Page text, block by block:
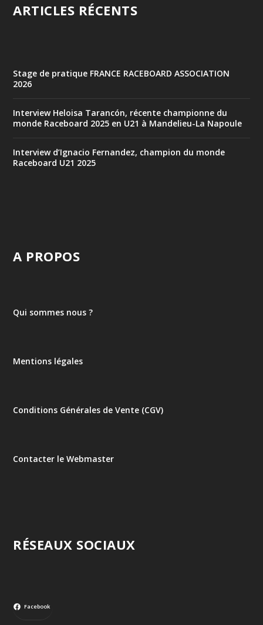
ARTICLES RÉCENTS
Stage de pratique FRANCE RACEBOARD ASSOCIATION
2026
Interview Heloisa Tarancón, récente championne du
monde Raceboard 2025 en U21 à Mandelieu-La Napoule
Interview d’Ignacio Fernandez, champion du monde
Raceboard U21 2025
A PROPOS
Qui sommes nous ?
Mentions légales
Conditions Générales de Vente (CGV)
Contacter le Webmaster
RÉSEAUX SOCIAUX
Facebook